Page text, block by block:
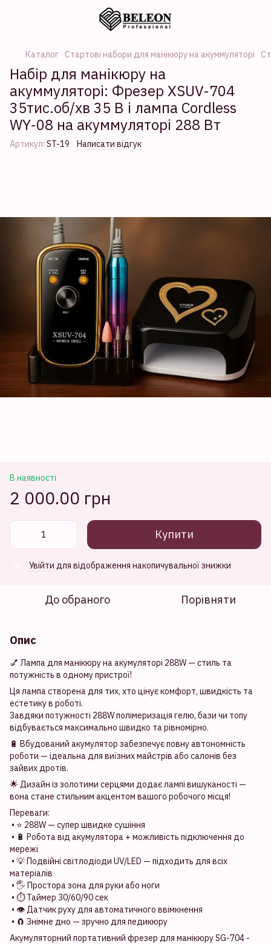
Каталог Стартові набори для манікюру на акуммуляторі
Набір для манікюру на
акуммуляторі: Фрезер XSUV-704
35тис.об/хв 35 В і лампа Cordless
WY-08 на акуммуляторі 288 Вт
Артикул: ST-19 Написати відгук
В наявності
2 000.00 грн
Купити
Увійти для відображення накопичувальної знижки
До обраного Порівняти
Опис
💅 Лампа для манікюру на акумуляторі 288W — стиль та
потужність в одному пристрої!
Ця лампа створена для тих, хто цінує комфорт, швидкість та
естетику в роботі.
Завдяки потужності 288W полімеризація гелю, бази чи топу
відбувається максимально швидко та рівномірно.
🔋 Вбудований акумулятор забезпечує повну автономність
роботи — ідеальна для виїзних майстрів або салонів без
зайвих дротів.
🌟 Дизайн із золотими серцями додає лампі вишуканості —
вона стане стильним акцентом вашого робочого місця!
Переваги:
• ⭐️ 288W — супер швидке сушіння
• 🔋 Робота від акумулятора + можливість підключення до
мережі
• 💡 Подвійні світлодіоди UV/LED — підходить для всіх
матеріалів
• 🖐️ Простора зона для руки або ноги
• ⏱️ Таймер 30/60/90 сек
• 👁️ Датчик руху для автоматичного ввімкнення
• 🧲 Знімне дно — зручно для педикюру
Акумуляторний портативний фрезер для манікюру SG-704 -